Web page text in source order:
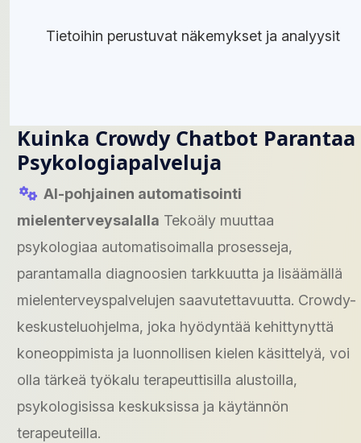
Tietoihin perustuvat näkemykset ja analyysit
Kuinka Crowdy Chatbot Parantaa
Psykologiapalveluja
AI-pohjainen automatisointi
mielenterveysalalla Tekoäly muuttaa
psykologiaa automatisoimalla prosesseja,
parantamalla diagnoosien tarkkuutta ja lisäämällä
mielenterveyspalvelujen saavutettavuutta. Crowdy-
keskusteluohjelma, joka hyödyntää kehittynyttä
koneoppimista ja luonnollisen kielen käsittelyä, voi
olla tärkeä työkalu terapeuttisilla alustoilla,
psykologisissa keskuksissa ja käytännön
terapeuteilla.